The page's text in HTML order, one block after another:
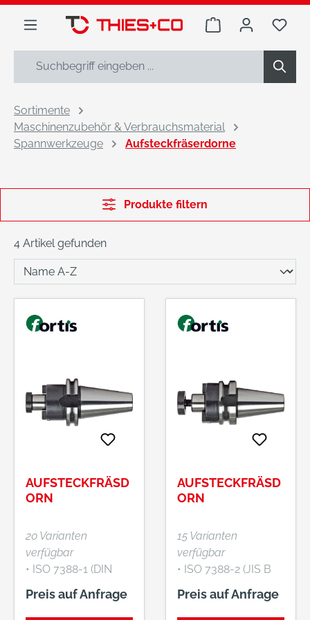
springen
Warenkorb Du
Sortimente
Maschinenzubehör & Verbrauchsmaterial
Spannwerkzeuge
Aufsteckfräserdorne
Produkte filtern
4 Artikel gefunden
AUFSTECKFRÄSD
ORN
20 Varianten
verfügbar
• ISO 7388-1 (DIN
Aus legiertem
Preis auf Anfrage
AUFSTECKFRÄSD
ORN
15 Varianten
verfügbar
• ISO 7388-2 (JIS B
Form AD • Aus
Preis auf Anfrage